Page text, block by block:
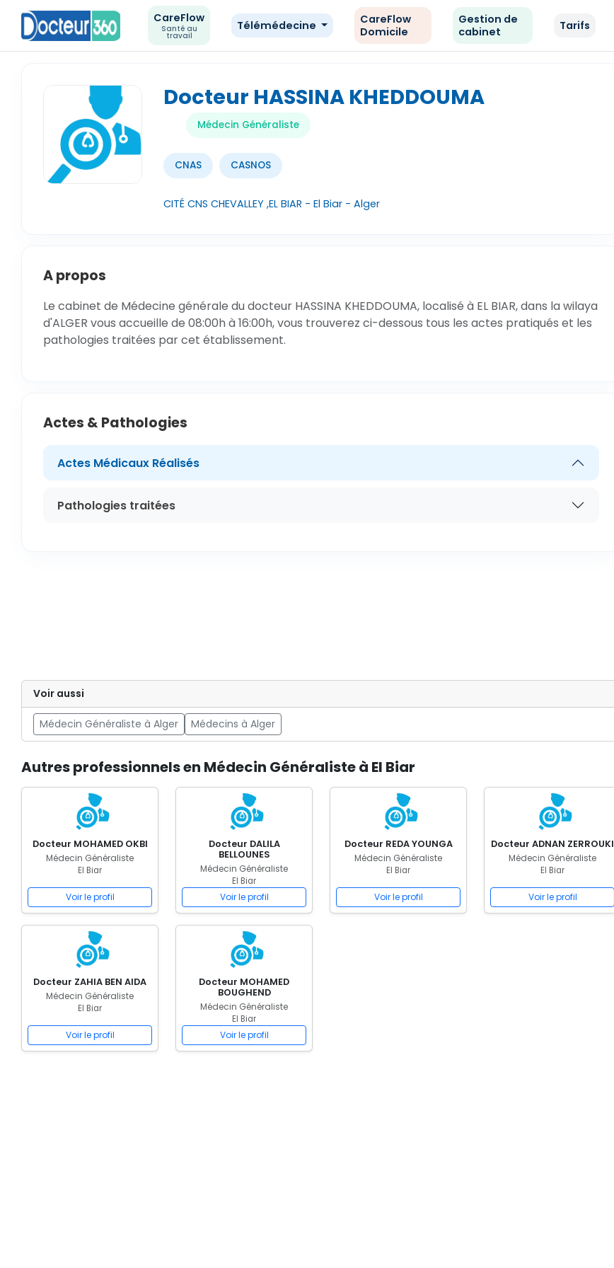
CareFlow
Santé au
travail
Télémédecine
CareFlow
Domicile
Gestion de
cabinet
Tarifs
Docteur HASSINA KHEDDOUMA
Médecin Généraliste
CNAS CASNOS
CITÉ CNS CHEVALLEY ,EL BIAR - El Biar - Alger
A propos
Le cabinet de Médecine générale du docteur HASSINA KHEDDOUMA, localisé à EL BIAR, dans la wilaya
d'ALGER vous accueille de 08:00h à 16:00h, vous trouverez ci-dessous tous les actes pratiqués et les
pathologies traitées par cet établissement.
Actes & Pathologies
Actes Médicaux Réalisés
Pathologies traitées
Voir aussi
Médecin Généraliste à Alger Médecins à Alger
Autres professionnels en Médecin Généraliste à El Biar
Docteur MOHAMED OKBI
Médecin Généraliste
El Biar
Voir le profil
Docteur DALILA
BELLOUNES
Médecin Généraliste
El Biar
Voir le profil
Docteur REDA YOUNGA
Médecin Généraliste
El Biar
Voir le profil
Docteur ADNAN ZERROUKI
Médecin Généraliste
El Biar
Voir le profil
Docteur ZAHIA BEN AIDA
Médecin Généraliste
El Biar
Voir le profil
Docteur MOHAMED
BOUGHEND
Médecin Généraliste
El Biar
Voir le profil